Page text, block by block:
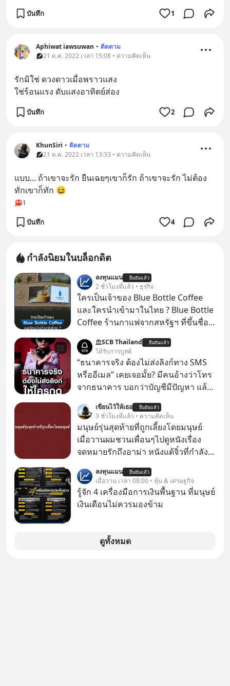
บันทึก 1
Aphiwat iawsuwan • ติดตาม
21 ต.ค. 2022 เวลา 15:08 • ความคิดเห็น
รักมิใช่ ดวงดาวเมื่อพราวแสง
ใช่ร้อนแรง ดับแสงอาทิตย์ส่อง
บันทึก 2
KhunSiri • ติดตาม
21 ต.ค. 2022 เวลา 13:33 • ความคิดเห็น
แบบ... ถ้าเขาจะรัก ยืนเฉยๆเขาก็รัก ถ้าเขาจะรัก ไม่ต้อง
ทักเขาก็ทัก 😆
1
บันทึก 4
กำลังนิยมในบล็อกดิต
ลงทุนแมน ยืนยันแล้ว
2 ชั่วโมงที่แล้ว • ธุรกิจ
ใครเป็นเจ้าของ Blue Bottle Coffee
และใครนำเข้ามาในไทย ? Blue Bottle
Coffee ร้านกาแฟจากสหรัฐฯ ที่ขึ้นชื่อ
แรกในประเทศไทย ที่ Central Park
SCB Thailand ยืนยันแล้ว
ได้รับการบูสต์
“ธนาคารจริง ต้องไม่ส่งลิงก์ทาง SMS
หรืออีเมล” เคยเจอมั้ย? มีคนอ้างว่าโทร
จากธนาคาร บอกว่าบัญชีมีปัญหา แล้ว
ทันที มาฟัง “ป้าเก๋าเล่ากลโกง” เพื่อรู้ทัน
มุกหลอกลวงในคราบความน่าเชื่อถือ
กันค่ะ #แก้เกมกลโกง #ป้าเก๋าเล่ากล
โกง #LivesSustainably #อยู่อย่าง
#FraudEducation #FinancialLiteracy
#DigitalBankWithHumanTouch
เขียนไว้ให้เธอ ยืนยันแล้ว
3 ชั่วโมงที่แล้ว • ความคิดเห็น
มนุษย์รุ่นสุดท้ายที่ถูกเลี้ยงโดยมนุษย์
เมื่อวานผมชวนเพื่อนๆไปดูหนังเรื่อง
จดหมายรักถึงอาม่า หนังแต้จิ๋วที่กำลัง
ป๊าผมเห็นโปสเตอร์หนังเรื่องนี้หลาย
เดือนก่อนและอยากดูมาก ด้วยเพราะว่า
อากงก็มาจากเมืองจีน ป๊าก็พูดแต้จิ๋วได้
ลงทุนแมน ยืนยันแล้ว
เมื่อวาน เวลา 08:00 • หุ้น & เศรษฐกิจ
รู้จัก 4 เครื่องมือการเงินพื้นฐาน ที่มนุษย์
เงินเดือนไม่ควรมองข้าม
ดูทั้งหมด